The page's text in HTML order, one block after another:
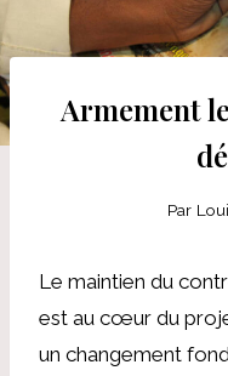
Armement
Par
Le maintien du
est au cœur du
un changement